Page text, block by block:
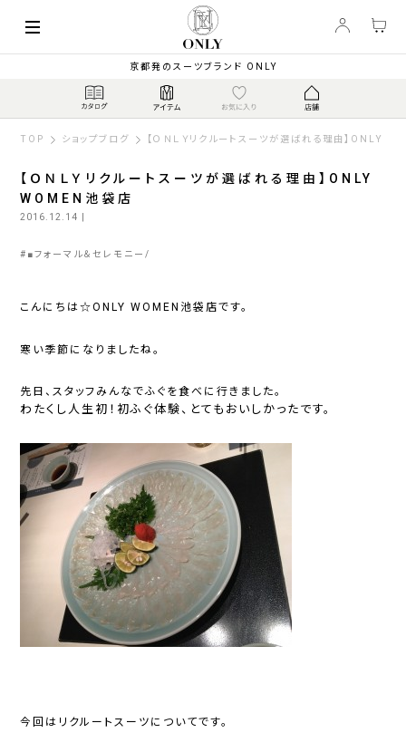
京都発のスーツブランド ONLY
TOP ショップブログ 【ＯＮＬＹリクルートスーツが選ばれる理由】ONLY
【ＯＮＬＹリクルートスーツが選ばれる理由】ONLY
WOMEN池袋店
2016.12.14 |
# ■フォーマル＆セレモニー
こんにちは☆ONLY WOMEN池袋店です。
寒い季節になりましたね。
先日、スタッフみんなでふぐを食べに行きました。
わたくし人生初！初ふぐ体験、とてもおいしかったです。
今回はリクルートスーツについてです。